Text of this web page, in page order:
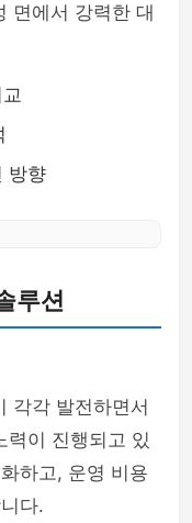
면에서 강력한 대
방향
루션
각각 발전하면서
력이 진행되고 있
하고, 운영 비용
다.